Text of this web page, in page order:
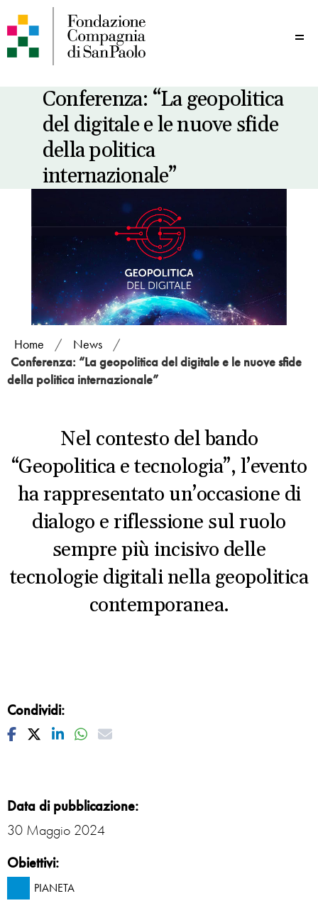
Conferenza: “La geopolitica
del digitale e le nuove sfide
della politica
internazionale”
Home / News
/
Conferenza: “La geopolitica del digitale e le nuove sfide
della politica internazionale”
Nel contesto del bando
“Geopolitica e tecnologia”, l’evento
ha rappresentato un’occasione di
dialogo e riflessione sul ruolo
sempre più incisivo delle
tecnologie digitali nella geopolitica
contemporanea.
Condividi:
Facebook
TwitterLinkedinWhatsapp
Mail
Data di pubblicazione:
30 Maggio 2024
Obiettivi:
PIANETA